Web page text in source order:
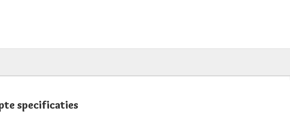
specificaties